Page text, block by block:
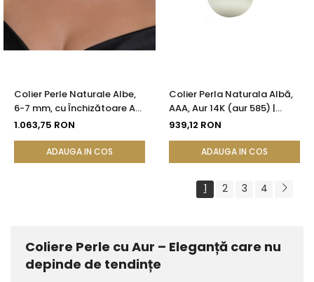
Colier Perle Naturale Albe,
6-7 mm, cu Închizătoare Aur
14K (aur 585) | KASKADDA®
1.063,75 RON
ADAUGA IN COS
Colier Perla Naturala Albă,
AAA, Aur 14K (aur 585) |
KASKADDA®
939,12 RON
ADAUGA IN COS
1 2 3 4
Coliere Perle cu Aur – Eleganță care nu
depinde de tendințe